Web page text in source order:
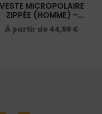
VESTE MICROPOLAIRE
ZIPPÉE (HOMME) –
LES GRANDES
MARQUES - NAVY –
À partir de 44,99 €